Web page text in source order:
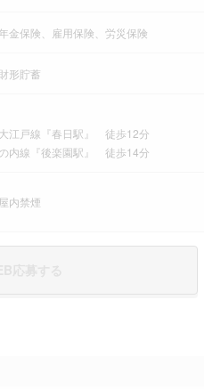
金保険、雇用保険、労災保険
形貯蓄
江戸線『春日駅』 徒歩12分
内線『後楽園駅』 徒歩14分
内禁煙